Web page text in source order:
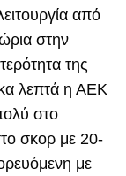
από
στην
της
λεπτά η ΑΕΚ
στο
σκορ με 20-
με